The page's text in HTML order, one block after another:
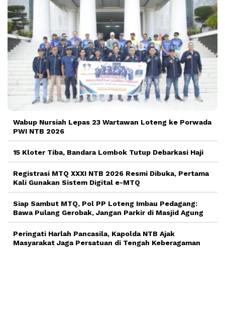
Wabup Nursiah Lepas 23 Wartawan Loteng ke Porwada
PWI NTB 2026
15 Kloter Tiba, Bandara Lombok Tutup Debarkasi Haji
Registrasi MTQ XXXI NTB 2026 Resmi Dibuka, Pertama
Kali Gunakan Sistem Digital e-MTQ
Siap Sambut MTQ, Pol PP Loteng Imbau Pedagang:
Bawa Pulang Gerobak, Jangan Parkir di Masjid Agung
Peringati Harlah Pancasila, Kapolda NTB Ajak
Masyarakat Jaga Persatuan di Tengah Keberagaman